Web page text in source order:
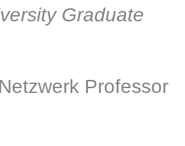
Graduate